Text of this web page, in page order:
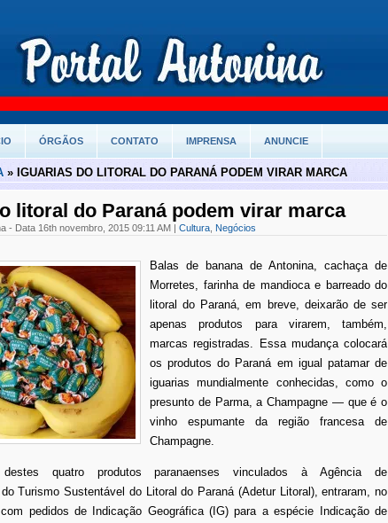
ÓRGÃOS CONTATO IMPRENSA ANUNCIE
» IGUARIAS DO LITORAL DO PARANÁ PODEM VIRAR MARCA
litoral do Paraná podem virar marca
- Data 16th novembro, 2015 09:11 AM | Cultura Negócios
Balas de banana de Antonina, cachaça de
Morretes, farinha de mandioca e barreado do
litoral do Paraná, em breve, deixarão de ser
apenas produtos para virarem, também,
marcas registradas. Essa mudança colocará
os produtos do Paraná em igual patamar de
iguarias mundialmente conhecidas, como o
presunto de Parma, a Champagne — que é o
vinho espumante da região francesa de
Champagne.
quatro produtos paranaenses vinculados à Agência de
Turismo Sustentável do Litoral do Paraná (Adetur Litoral), entraram, no
pedidos de Indicação Geográfica (IG) para a espécie Indicação de